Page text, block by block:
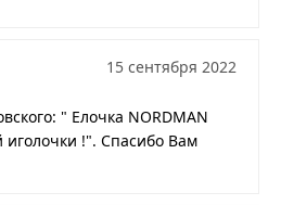
15 сентября 2022
" Елочка NORDMAN
!". Спасибо Вам